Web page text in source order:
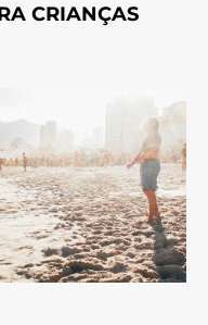
CRIANÇAS